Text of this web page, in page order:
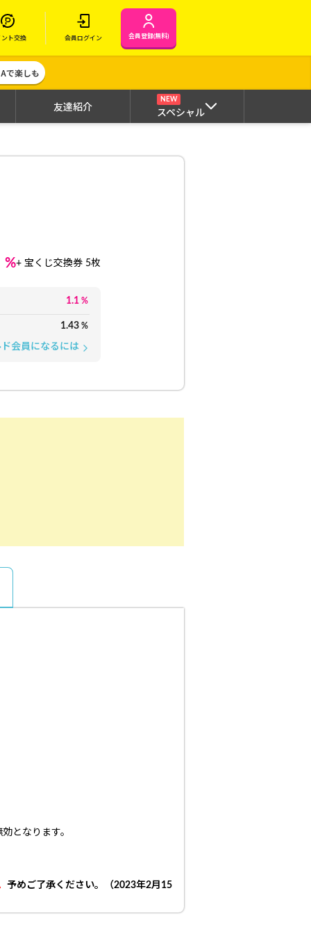
ント交換 会員ログイン 会員登録(無料)
で楽しも
友達紹介
NEW
スペシャル
%+ 宝くじ交換券 5枚
1.1 %
1.43 %
会員になるには arrow_forward_ios
となります。
予めご了承ください。（2023年2月15